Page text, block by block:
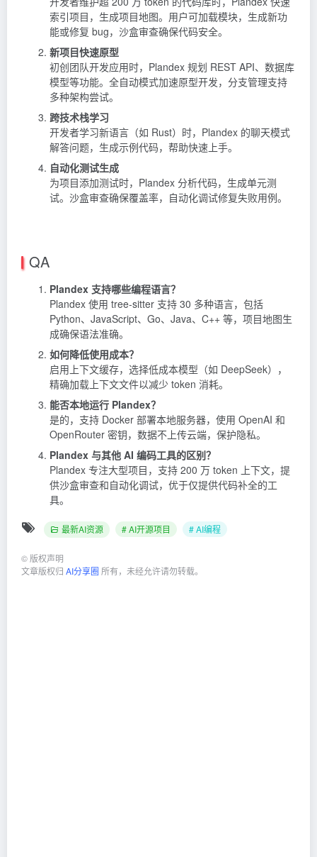
索引项目，生成项目地图。用户可加载模块，生成新功
能或修复 bug，沙盒审查确保代码安全。
新项目快速原型
初创团队开发应用时，Plandex 规划 REST API、数据库
模型等功能。全自动模式加速原型开发，分支管理支持
多种架构尝试。
跨技术栈学习
开发者学习新语言（如 Rust）时，Plandex 的聊天模式
解答问题，生成示例代码，帮助快速上手。
自动化测试生成
为项目添加测试时，Plandex 分析代码，生成单元测
试。沙盒审查确保覆盖率，自动化调试修复失败用例。
QA
Plandex 支持哪些编程语言？
Plandex 使用 tree-sitter 支持 30 多种语言，包括
Python、JavaScript、Go、Java、C++ 等，项目地图生
成确保语法准确。
如何降低使用成本？
启用上下文缓存，选择低成本模型（如 DeepSeek），
精确加载上下文文件以减少 token 消耗。
能否本地运行 Plandex？
是的，支持 Docker 部署本地服务器，使用 OpenAI 和
OpenRouter 密钥，数据不上传云端，保护隐私。
Plandex 与其他 AI 编码工具的区别？
Plandex 专注大型项目，支持 200 万 token 上下文，提
供沙盒审查和自动化调试，优于仅提供代码补全的工
具。
最新AI资源 # AI开源项目 # AI编程
© 版权声明
文章版权归 AI分享圈 所有，未经允许请勿转载。